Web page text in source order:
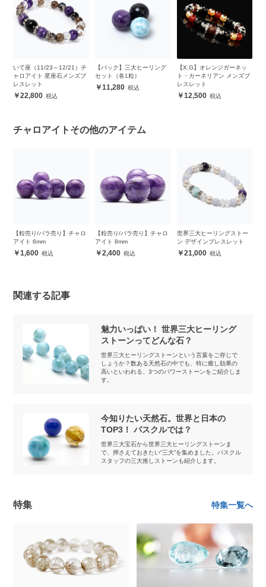
いて座（11/23～12/21）チ
ャロアイト 星座石メンズブ
レスレット
22,800
【パック】三大ヒーリング
セット（各1粒）
11,280
【X.G】オレンジガーネッ
ト・カーネリアン メンズブ
レスレット
12,500
チャロアイトその他のアイテム
【粒売り/バラ売り】チャロ
アイト 6mm
1,600
【粒売り/バラ売り】チャロ
アイト 8mm
2,400
世界三大ヒーリングストー
ン デザインブレスレット
21,000
関連する記事
魅力いっぱい！ 世界三大ヒーリング
ストーンってどんな石？
世界三大ヒーリングストーンという言葉をご存じで
しょうか？数ある天然石の中でも、特に癒し効果の
高いといわれる、3つのパワーストーンをご紹介しま
す。
今知りたい天然石。世界と日本の
TOP3！ パスクルでは？
世界三大宝石から世界三大ヒーリングストーンま
で、押さえておきたい“三大”を集めました。パスクル
スタッフの三大推しストーンも紹介します。
特集 特集一覧へ